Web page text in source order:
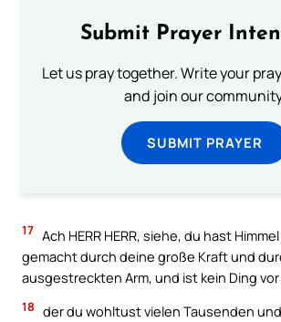
Submit Prayer
Let us pray together. Write your
and join our
SUBMIT PRAYER
17 Ach HERR HERR, siehe, du hast
gemacht durch deine große Kraft und
ausgestreckten Arm, und ist kein Ding
18 der du wohltust vielen Tausenden